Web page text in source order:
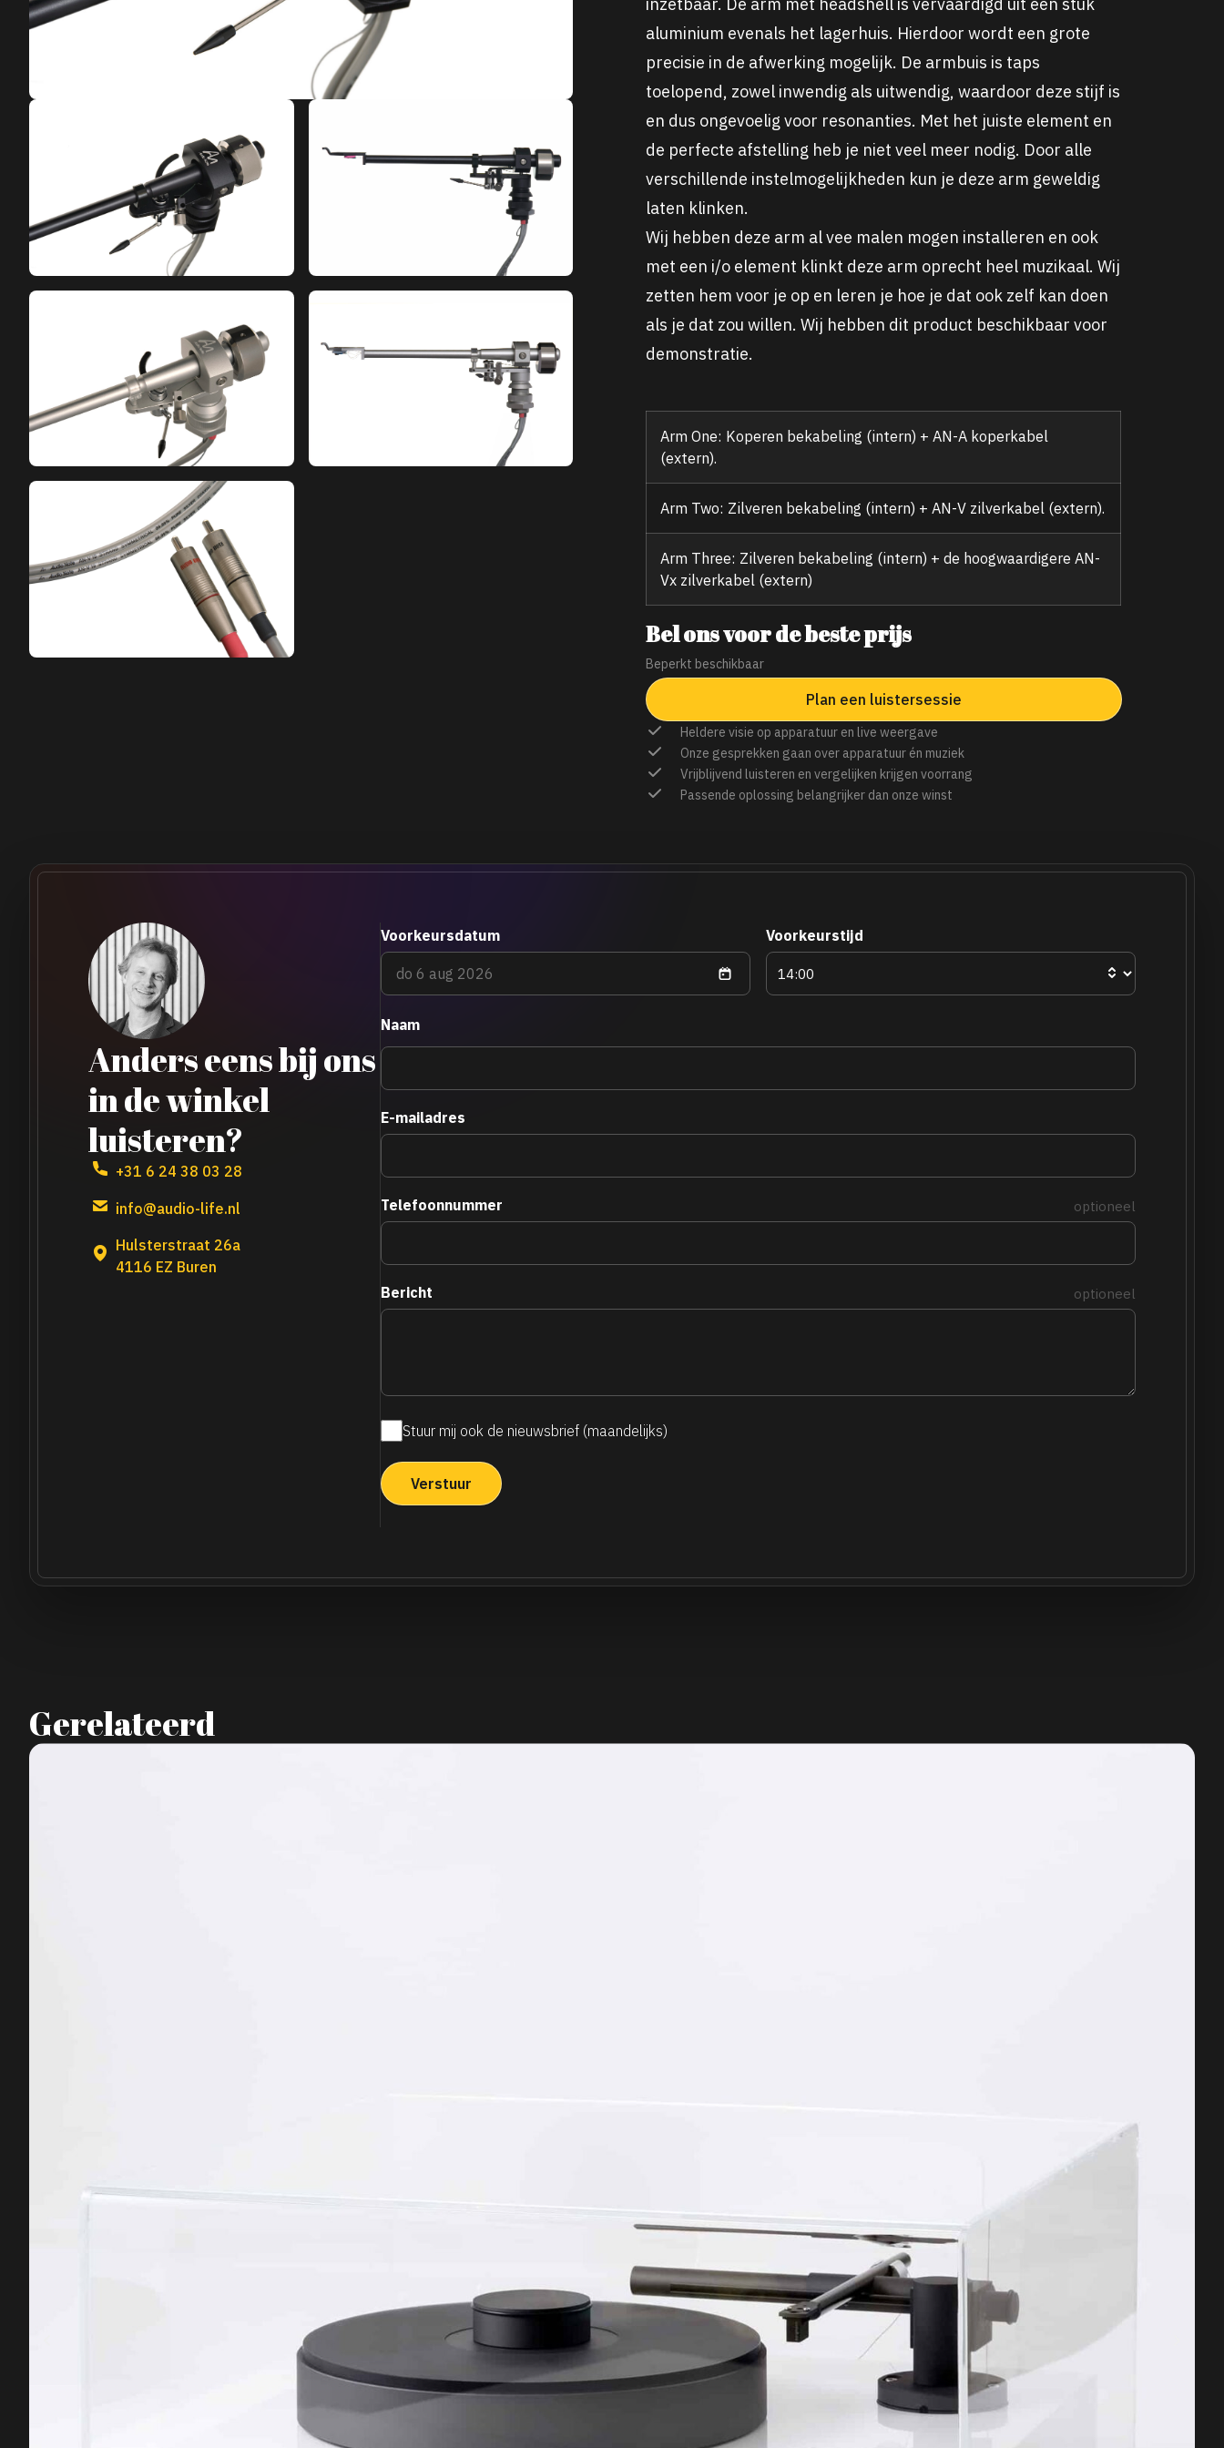
aluminium evenals het lagerhuis. Hierdoor wordt een grote
precisie in de afwerking mogelijk. De armbuis is taps
toelopend, zowel inwendig als uitwendig, waardoor deze stijf is
en dus ongevoelig voor resonanties. Met het juiste element en
de perfecte afstelling heb je niet veel meer nodig. Door alle
verschillende instelmogelijkheden kun je deze arm geweldig
laten klinken.
Wij hebben deze arm al vee malen mogen installeren en ook
met een i/o element klinkt deze arm oprecht heel muzikaal. Wij
zetten hem voor je op en leren je hoe je dat ook zelf kan doen
als je dat zou willen. Wij hebben dit product beschikbaar voor
demonstratie.
Arm One: Koperen bekabeling (intern) + AN-A koperkabel
(extern).
Arm Two: Zilveren bekabeling (intern) + AN-V zilverkabel (extern).
Arm Three: Zilveren bekabeling (intern) + de hoogwaardigere AN-
Vx zilverkabel (extern)
Bel ons voor de beste prijs
Beperkt beschikbaar
Plan een luistersessie
Heldere visie op apparatuur en live weergave
Onze gesprekken gaan over apparatuur én muziek
Vrijblijvend luisteren en vergelijken krijgen voorrang
Passende oplossing belangrijker dan onze winst
Anders eens bij ons
in de winkel
luisteren?
+31 6 24 38 03 28
info@audio-life.nl
Hulsterstraat 26a
4116 EZ Buren
Voorkeursdatum Voorkeurstijd
Naam
E-mailadres
Telefoonnummer optioneel
Bericht optioneel
Maandelijkse
nieuwsbrief
Stuur mij ook de nieuwsbrief (maandelijks)
Gerelateerd